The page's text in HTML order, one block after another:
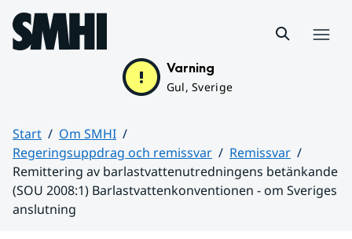
Hoppa till sidans innehåll
Varning
Gul, Sverige
Start
Om SMHI
Regeringsuppdrag och remissvar
Remissvar
Remittering av barlastvattenutredningens betänkande
(SOU 2008:1) Barlastvattenkonventionen - om Sveriges
anslutning